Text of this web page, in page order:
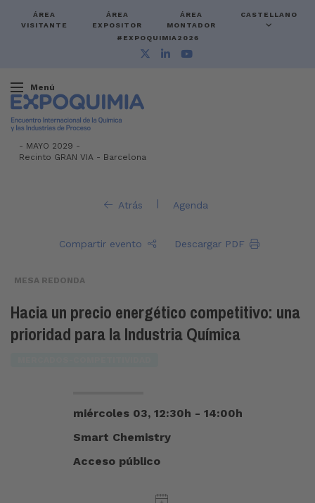
ÁREA
VISITANTE
ÁREA
EXPOSITOR
ÁREA
MONTADOR
CASTELLANO
#EXPOQUIMIA2026
Menú
- MAYO 2029 -
Recinto GRAN VIA - Barcelona
Atrás | Agenda
Compartir evento Descargar PDF
MESA REDONDA
Hacia un precio energético competitivo: una
prioridad para la Industria Química
miércoles 03, 12:30h - 14:00h
Smart Chemistry
Acceso público